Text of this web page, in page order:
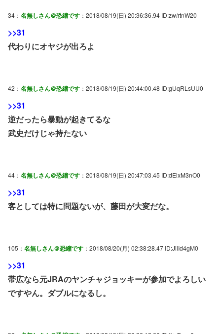
34： 名無しさん＠恐縮です ：2018/08/19(日) 20:36:36.94 ID:zw/rtnW20
>>31
代わりにオヤジが出ろよ
42： 名無しさん＠恐縮です ：2018/08/19(日) 20:44:00.48 ID:gUqRLsUU0
>>31
逆だったら暴動が起きてるな
武史だけじゃ持たない
44： 名無しさん＠恐縮です ：2018/08/19(日) 20:47:03.45 ID:dEixM3nO0
>>31
客としては特に問題ないが、藤田が大変だな。
105： 名無しさん＠恐縮です ：2018/08/20(月) 02:38:28.47 ID:JiiId4gM0
>>31
帯広なら元JRAのヤンチャジョッキーが参加でよろしい
ですやん。ダブルになるし。